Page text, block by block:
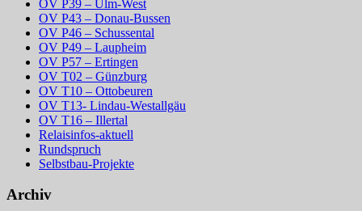
OV P39 – Ulm-West
OV P43 – Donau-Bussen
OV P46 – Schussental
OV P49 – Laupheim
OV P57 – Ertingen
OV T02 – Günzburg
OV T10 – Ottobeuren
OV T13- Lindau-Westallgäu
OV T16 – Illertal
Relaisinfos-aktuell
Rundspruch
Selbstbau-Projekte
Archiv